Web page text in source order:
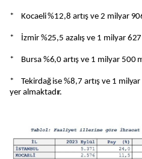
* Kocaeli %12,8 artış ve 2 milyar
* İzmir %25,5 azalış ve 1 milyar
* Bursa %6,0 artış ve 1 milyar 500
* Tekirdağ ise %8,7 artış ve 1
yer almaktadır.